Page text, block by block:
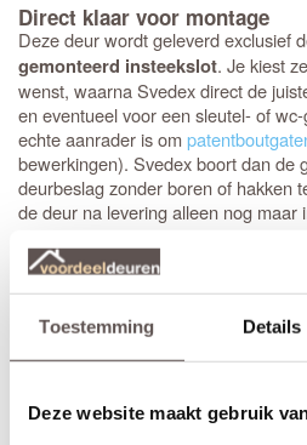
Toestemming Details
Deze website maakt gebruik
Direct klaar voor montage
Deze deur wordt geleverd exclusief
gemonteerd insteekslot. Je kiest
wenst, waarna Svedex direct de
en eventueel voor een sleutel- of
echte aanrader is om
bewerkingen). Svedex boort dan de
deurbeslag zonder boren of hakken
de deur na levering alleen nog maar
op de juiste hoogte
Technische details en montage
Deze glasdeur voelt stevig aan en
specifieke model is leverbaar in
. Benieuwd naar de